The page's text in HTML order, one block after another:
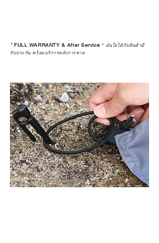
*FULL WARRANTY & After Service * มั่นใจได้กับสินค้ามี
รับประกัน พร้อมบริการหลังการขาย